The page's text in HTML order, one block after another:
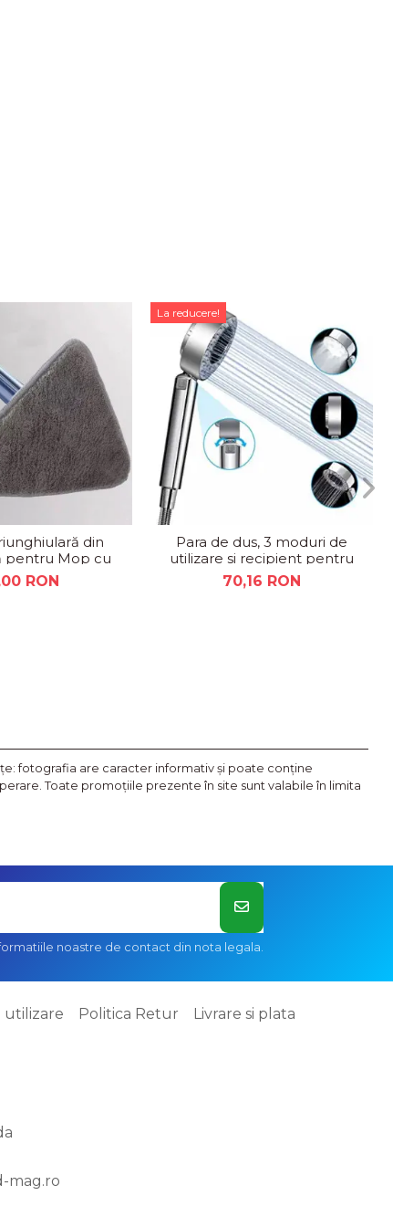
din
pentru Mop cu
360°
RON
La reducere!
Para de dus, 3 moduri de
utilizare si recipient pentru
gel de dus/sampon
70,16 RON
fotografia are caracter informativ şi poate conţine
Toate promoţiile prezente în site sunt valabile în limita
noastre de contact din nota legala.
utilizare Politica Retur
Livrare si plata
mag.ro